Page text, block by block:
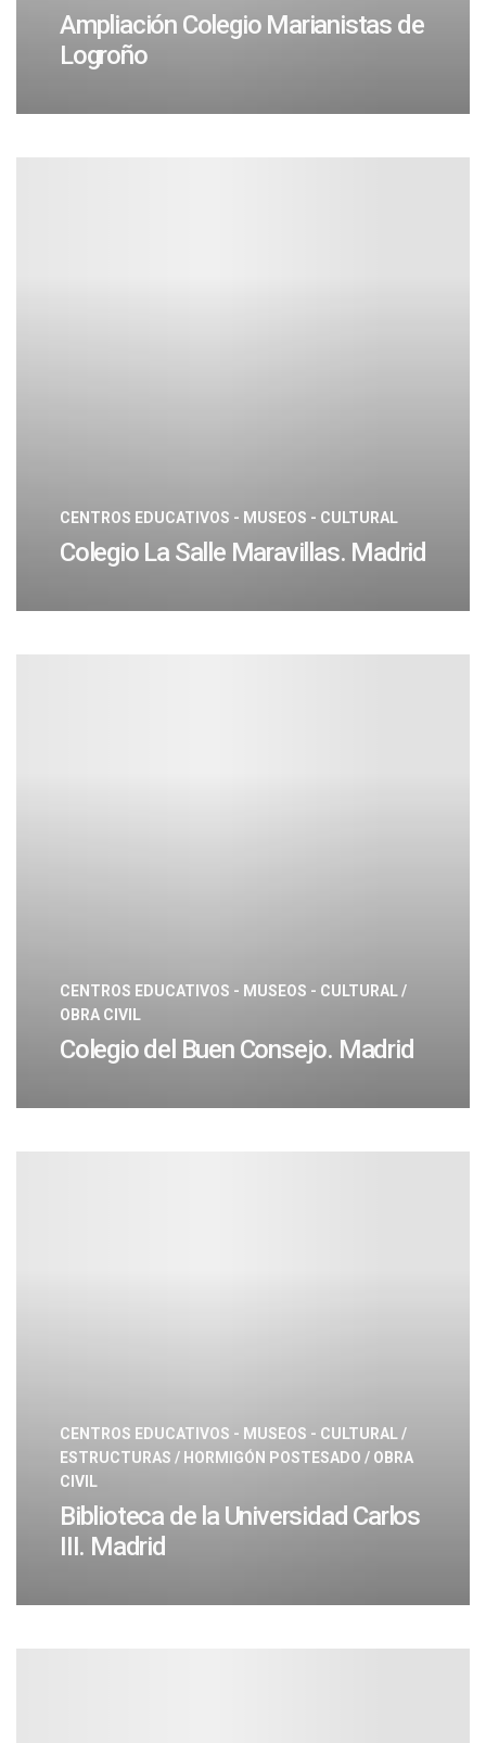
Ampliación Colegio Marianistas de
Logroño
CENTROS EDUCATIVOS - MUSEOS - CULTURAL
Colegio La Salle Maravillas. Madrid
CENTROS EDUCATIVOS - MUSEOS - CULTURAL/
OBRA CIVIL
Colegio del Buen Consejo. Madrid
CENTROS EDUCATIVOS - MUSEOS - CULTURAL/
ESTRUCTURAS / HORMIGÓN POSTESADO / OBRA
CIVIL
Biblioteca de la Universidad Carlos
III. Madrid